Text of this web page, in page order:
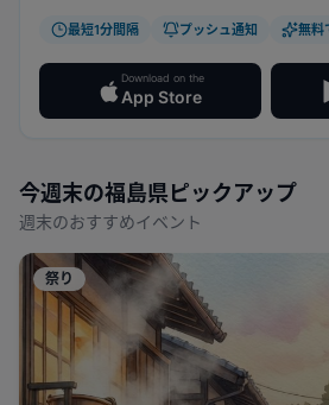
最短1分間隔 プッシュ通知 無料
Download on the
App Store
今週末の福島県 ピックアップ
週末のおすすめイベント
祭り